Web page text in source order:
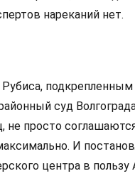
нареканий нет.
подкрепленным
суд
просто
И
центра в пользу